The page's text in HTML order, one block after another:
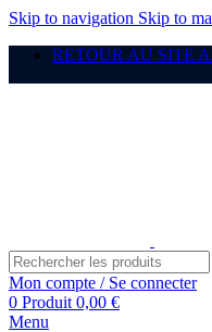
Skip to navigation Skip to
RETOUR AU SITE
Mon compte / Se connecter
0 Produit 0,00 €
Menu